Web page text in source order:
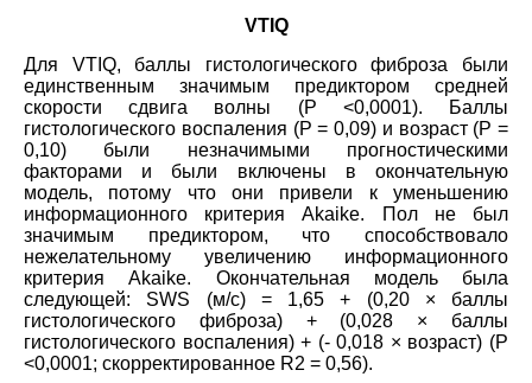
VTIQ
Для VTIQ, баллы гистологического фиброза были
единственным значимым предиктором средней
скорости сдвига волны (Р <0,0001). Баллы
гистологического воспаления (Р = 0,09) и возраст (Р =
0,10) были незначимыми прогностическими
факторами и были включены в окончательную
модель, потому что они привели к уменьшению
информационного критерия Akaike. Пол не был
значимым предиктором, что способствовало
нежелательному увеличению информационного
критерия Akaike. Окончательная модель была
следующей: SWS (м/с) = 1,65 + (0,20 × баллы
гистологического фиброза) + (0,028 × баллы
гистологического воспаления) + (- 0,018 × возраст) (Р
<0,0001; скорректированное R2 = 0,56).